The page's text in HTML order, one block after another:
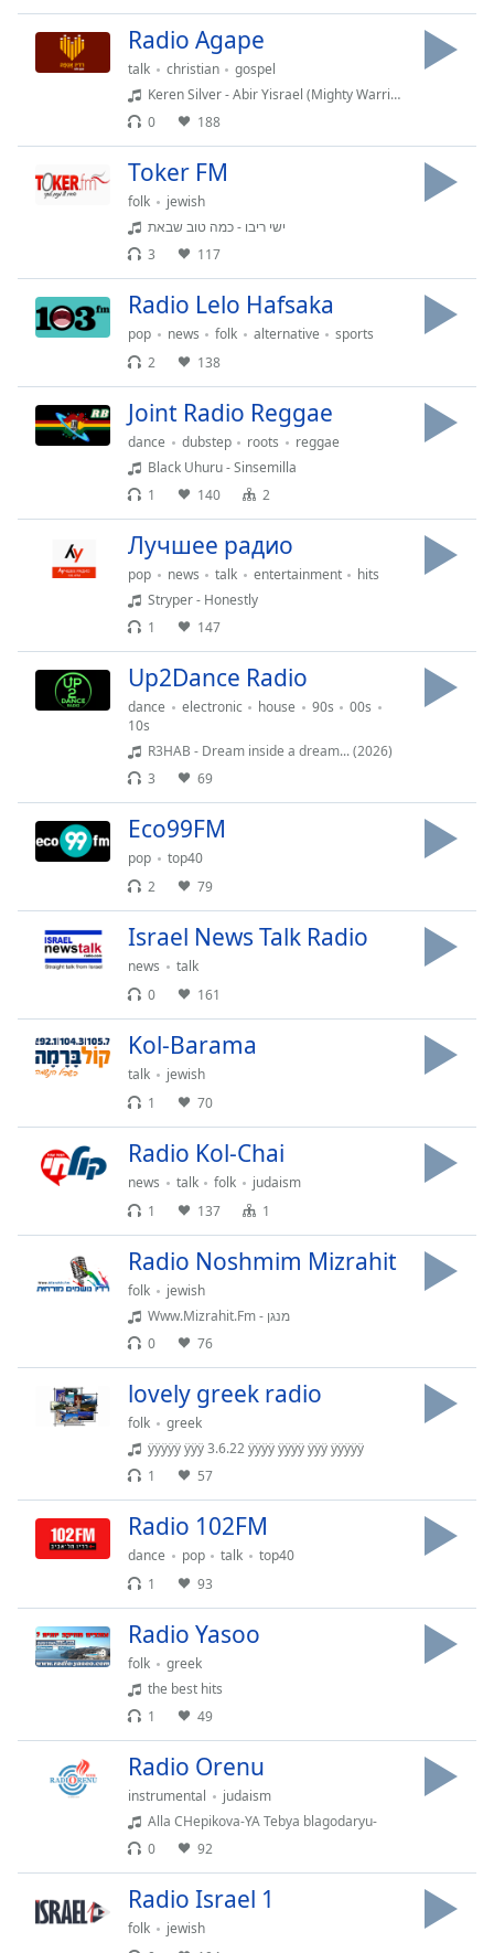
dialog
subtitles
off,
Audio
Picture-
This
window.
Beginning
cancel
the
window.
Opacity
Color
Caption
Area
Color
Opacity
Edge
Dialog
Radio Agape
talk christian
gospel
Keren Silver - Abir Yisrael (Mighty Warrior Of Israel)
0
188
Toker FM
folk
jewish
ישי ריבו - כמה טוב שבאת
3
117
Radio Lelo Hafsaka
pop news folk alternative
sports
2
138
Joint Radio Reggae
dance dubstep roots
reggae
Black Uhuru - Sinsemilla
1
140 2
Лучшее радио
pop news talk entertainment
hits
Stryper - Honestly
1
147
Up2Dance Radio
dance electronic house 90s
00s
10s
R3HAB - Dream inside a dream... (2026)
3
69
Eco99FM
pop
top40
2
79
Israel News Talk Radio
news
talk
0
161
Kol-Barama
talk
jewish
1
70
Radio Kol-Chai
news talk folk
judaism
1
137 1
Radio Noshmim Mizrahit
folk
jewish
Www.Mizrahit.Fm - מנגן
0
76
lovely greek radio
folk
greek
ÿÿÿÿÿ ÿÿÿ 3.6.22 ÿÿÿÿ ÿÿÿÿ ÿÿÿ ÿÿÿÿÿ
1
57
Radio 102FM
dance pop talk
top40
1
93
Radio Yasoo
folk
greek
the best hits
1
49
Radio Orenu
instrumental
judaism
Alla CHepikova-YA Tebya blagodaryu-
0
92
Radio Israel 1
folk
jewish